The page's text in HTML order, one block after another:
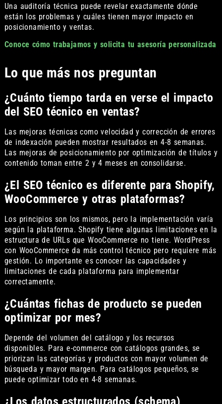
Una auditoría técnica puede revelar exactamente dónde
están los problemas y cuáles tienen mayor impacto en
posicionamiento y ventas.
Conoce cómo trabajamos y solicita tu asesoría personalizada
Lo que más nos preguntan
¿Cuánto tiempo tarda en verse el impacto
del SEO técnico en ventas?
Las mejoras técnicas como velocidad y corrección de errores
de indexación pueden mostrar resultados en 4-8 semanas.
Las mejoras de posicionamiento por optimización de títulos y
contenido toman entre 2 y 4 meses en consolidarse.
¿El SEO técnico es diferente para Shopify,
WooCommerce y otras plataformas?
Los principios son los mismos, pero la implementación varía
según la plataforma. Shopify tiene algunas limitaciones en la
estructura de URLs que WooCommerce no tiene. WordPress
con WooCommerce da más control técnico pero requiere más
gestión. Lo importante es conocer las capacidades y
limitaciones de cada plataforma para implementar
correctamente.
¿Cuántas fichas de producto se pueden
optimizar por mes?
Depende del volumen del catálogo y los recursos
disponibles. Para e-commerce con catálogos grandes, se
priorizan las categorías y productos con mayor volumen de
búsqueda y mayor margen. Para catálogos pequeños, se
puede optimizar todo en 4-8 semanas.